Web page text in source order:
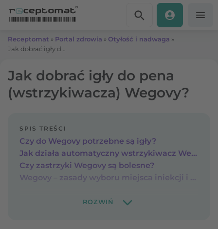
Receptomat » Portal zdrowia » Otyłość i nadwaga »
Jak dobrać igły do pena
(wstrzykiwacza) Wegovy?
SPIS TREŚCI
Czy do Wegovy potrzebne są igły?
Jak działa automatyczny wstrzykiwacz Wegovy?
Czy zastrzyki Wegovy są bolesne?
Wegovy – zasady wyboru miejsca iniekcji i rotacji